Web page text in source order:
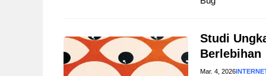
Studi
Berlebihan
Mar. 4, 2026